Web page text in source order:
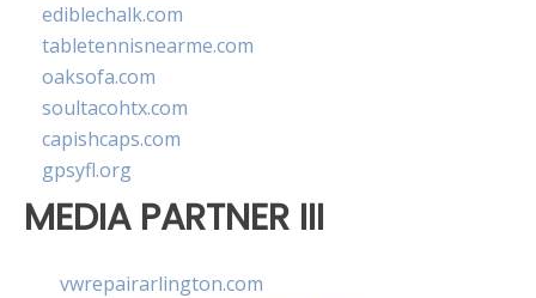
ediblechalk.com
tabletennisnearme.com
oaksofa.com
soultacohtx.com
capishcaps.com
gpsyfl.org
MEDIA PARTNER III
vwrepairarlington.com